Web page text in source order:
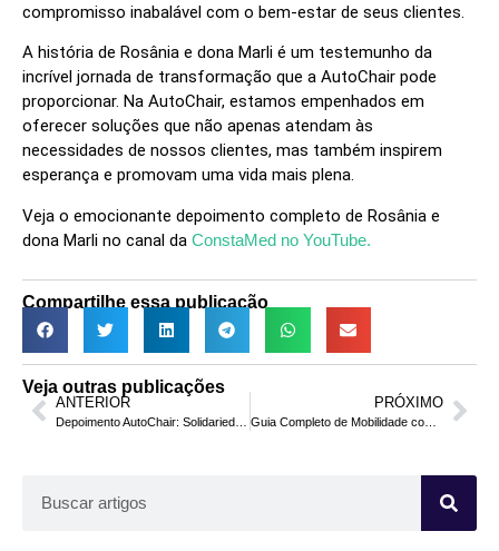
compromisso inabalável com o bem-estar de seus clientes.
A história de Rosânia e dona Marli é um testemunho da
incrível jornada de transformação que a AutoChair pode
proporcionar. Na AutoChair, estamos empenhados em
oferecer soluções que não apenas atendam às
necessidades de nossos clientes, mas também inspirem
esperança e promovam uma vida mais plena.
Veja o emocionante depoimento completo de Rosânia e
dona Marli no canal da ConstaMed no YouTube.
Compartilhe essa publicação
Veja outras publicações
ANTERIOR PRÓXIMO
Guia Completo de Mobilidade com Cadeira de Rodas Motorizada